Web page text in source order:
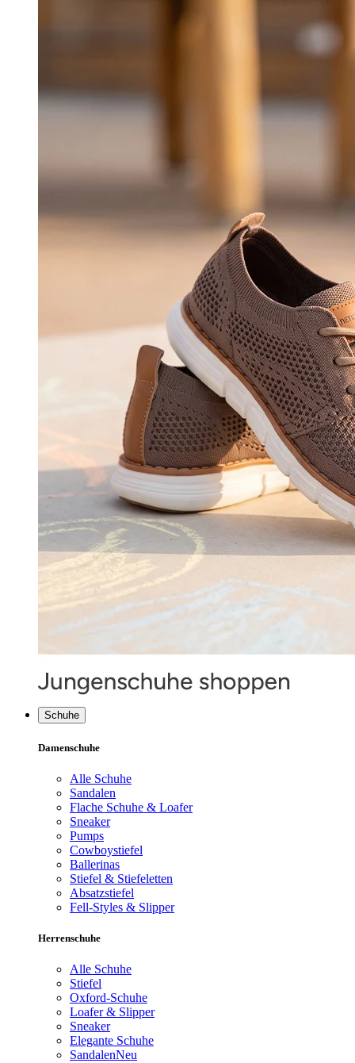
Schuhe
Damenschuhe
Alle Schuhe
Sandalen
Flache Schuhe & Loafer
Sneaker
Pumps
Cowboystiefel
Ballerinas
Stiefel & Stiefeletten
Absatzstiefel
Fell-Styles & Slipper
Herrenschuhe
Alle Schuhe
Stiefel
Oxford-Schuhe
Loafer & Slipper
Sneaker
Elegante Schuhe
SandalenNeu